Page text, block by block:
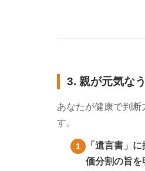
3. 親が元気な
あなたが健康で判
す。
「遺言書」に
価分割の旨を